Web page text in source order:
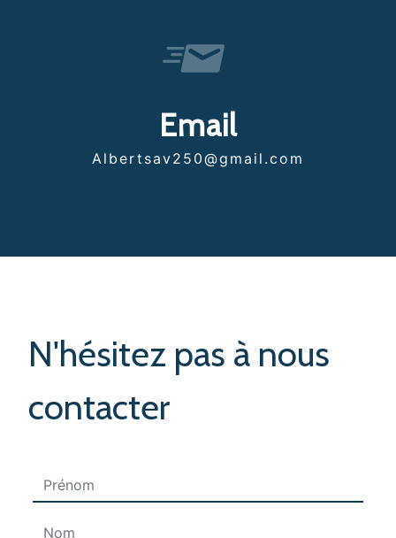
Email
albertsav250@gmail.com
N'hésitez pas à nous
contacter